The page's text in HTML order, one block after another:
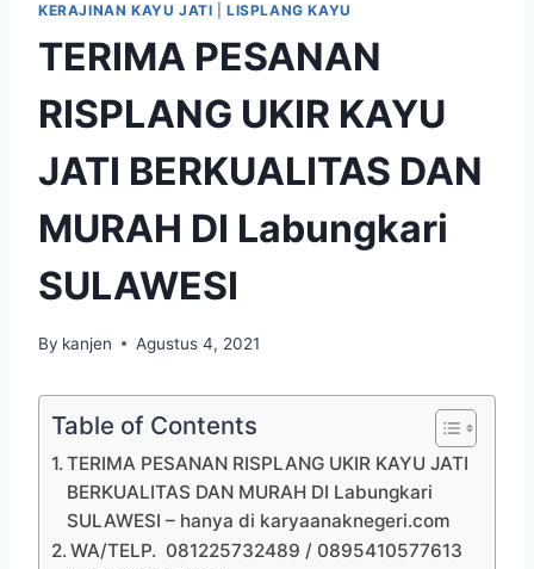
KERAJINAN KAYU JATI |LISPLANG KAYU
TERIMA PESANAN
RISPLANG UKIR KAYU
JATI BERKUALITAS DAN
MURAH DI Labungkari
SULAWESI
By kanjen Agustus 4, 2021
Table of Contents
TERIMA PESANAN RISPLANG UKIR KAYU JATI
BERKUALITAS DAN MURAH DI Labungkari
SULAWESI – hanya di karyaanaknegeri.com
WA/TELP. 081225732489 / 0895410577613